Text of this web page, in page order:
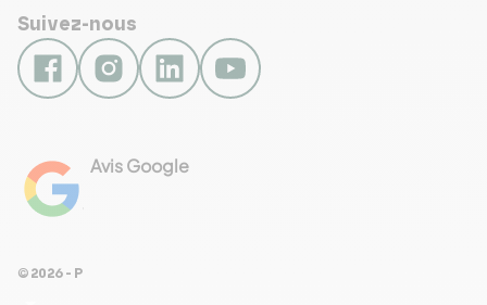
Suivez-nous
Avis Google
© 2026 - Pour Les Gourmets